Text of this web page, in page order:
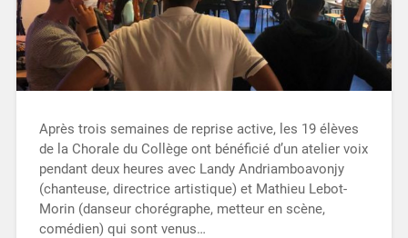
Après trois semaines de reprise active, les 19 élèves
de la Chorale du Collège ont bénéficié d’un atelier voix
pendant deux heures avec Landy Andriamboavonjy
(chanteuse, directrice artistique) et Mathieu Lebot-
Morin (danseur chorégraphe, metteur en scène,
comédien) qui sont venus…